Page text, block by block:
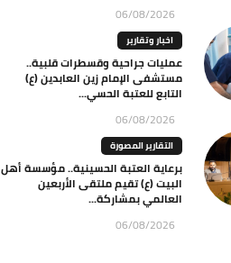
06/08/2026
اخبار وتقارير
عمليات جراحية وقسطرات قلبية..
مستشفى الإمام زين العابدين (ع)
التابع للعتبة الحسي...
06/08/2026
التقارير المصورة
برعاية العتبة الحسينية.. مؤسسة أهل
البيت (ع) تقيم ملتقى الأربعين
العالمي بمشاركة...
06/08/2026